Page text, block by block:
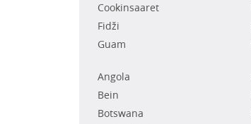
Cookinsaaret
Fidži
Guam
Angola
Bein
Botswana